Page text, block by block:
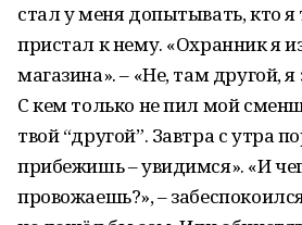
стал у меня допытывать, кто я
пристал к нему. «Охранник я
магазина». – «Не, там другой,
С кем только не пил мой
твой “другой”. Завтра с утра
прибежишь – увидимся». «И
провожаешь?», –